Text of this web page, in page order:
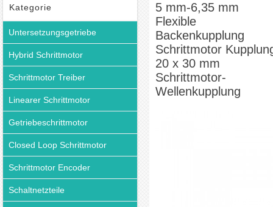
Kategorie
Untersetzungsgetriebe
Hybrid Schrittmotor
Schrittmotor Treiber
Linearer Schrittmotor
Getriebeschrittmotor
Closed Loop Schrittmotor
Schrittmotor Encoder
Schaltnetzteile
5 mm-6,35 mm
Flexible
Backenkupplung
Schrittmotor
20 x 30 mm
Schrittmotor-
Wellenkupplung